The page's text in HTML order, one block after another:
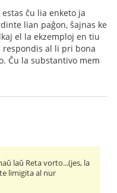
ĉu lia enketo ja
lian paĝon, ŝajnas ke
el la ekzemploj en tiu
respondis al li pri bona
Ĉu la substantivo mem
laŭ Reta vorto...(jes, la
limigita al nur